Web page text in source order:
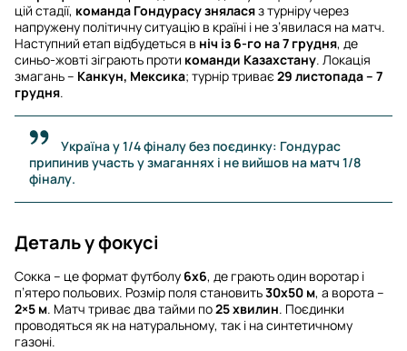
цій стадії, команда Гондурасу зняласяз турніру через
напружену політичну ситуацію в країні і не з’явилася на матч.
Наступний етап відбудеться в ніч із 6-го на 7 грудня, де
синьо-жовті зіграють проти команди Казахстану. Локація
змагань – Канкун, Мексика; турнір триває 29 листопада – 7
грудня.
Україна у 1/4 фіналу без поєдинку: Гондурас
припинив участь у змаганнях і не вийшов на матч 1/8
фіналу.
Деталь у фокусі
Сокка – це формат футболу 6х6, де грають один воротар і
п’ятеро польових. Розмір поля становить30х50 м, а ворота –
2×5 м. Матч триває два тайми по25 хвилин. Поєдинки
проводяться як на натуральному, так і на синтетичному
газоні.